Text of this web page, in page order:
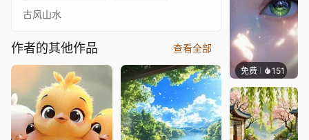
古风山水
作者的其他作品 查看全部
免费 151星梦